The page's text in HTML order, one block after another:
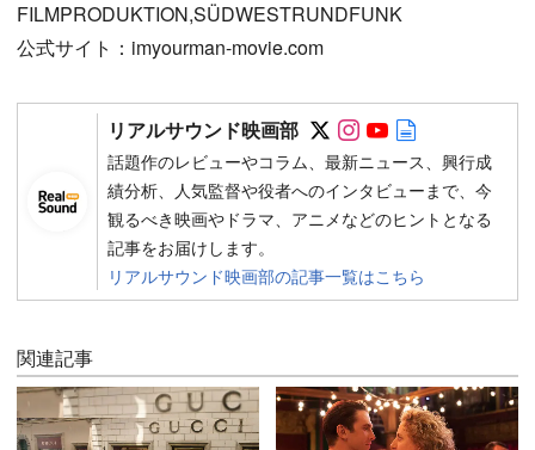
FILMPRODUKTION,SÜDWESTRUNDFUNK
公式サイト：imyourman-movie.com
リアルサウンド映画部 Follow on SNS
Follow on SNS
Follow on
話題作のレビューやコラム、最新ニュース、興行成
績分析、人気監督や役者へのインタビューまで、今
観るべき映画やドラマ、アニメなどのヒントとなる
記事をお届けします。
リアルサウンド映画部の記事一覧はこちら
関連記事